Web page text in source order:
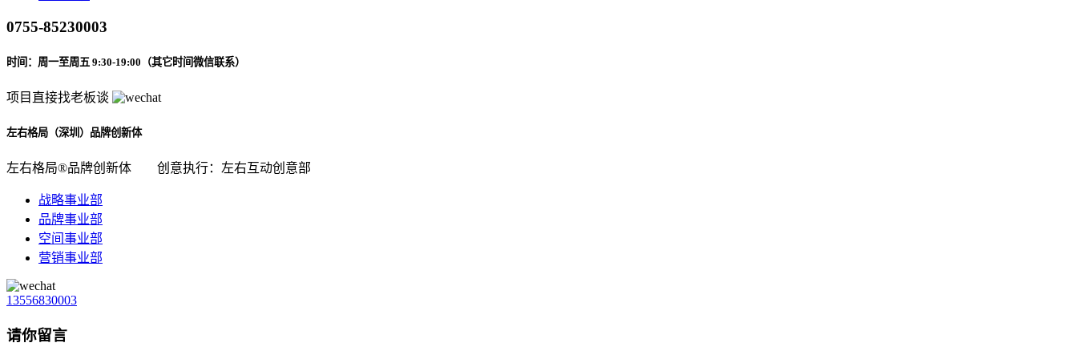
0755-85230003
时间：周一至周五 9:30-19:00（其它时间微信联系）
项目直接找老板谈
左右格局（深圳）品牌创新体
左右格局®品牌创新体 创意执行：左右互动创意部
战略事业部
品牌事业部
空间事业部
营销事业部
13556830003
请你留言